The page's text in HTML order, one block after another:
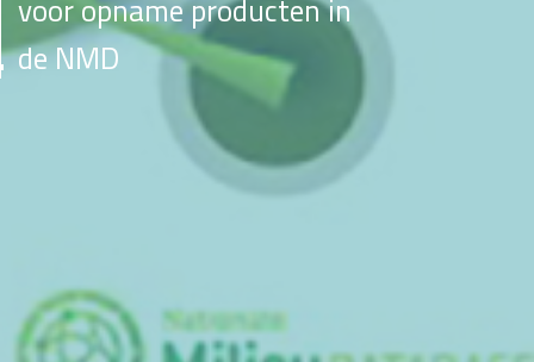
de NMD